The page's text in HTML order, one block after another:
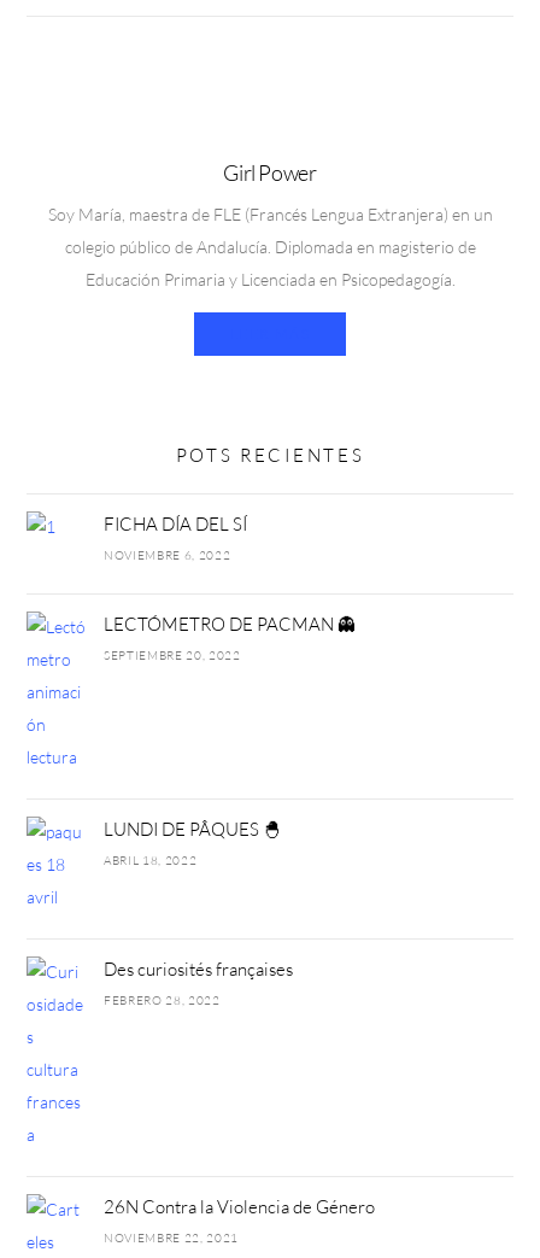
Girl Power
Soy María, maestra de FLE (Francés Lengua Extranjera) en un
colegio público de Andalucía. Diplomada en magisterio de
Educación Primaria y Licenciada en Psicopedagogía.
POTS RECIENTES
FICHA DÍA DEL SÍ
NOVIEMBRE 6, 2022
LECTÓMETRO DE PACMAN 👻
SEPTIEMBRE 20, 2022
LUNDI DE PÂQUES 🐣
ABRIL 18, 2022
Des curiosités françaises
FEBRERO 28, 2022
26N Contra la Violencia de Género
NOVIEMBRE 22, 2021